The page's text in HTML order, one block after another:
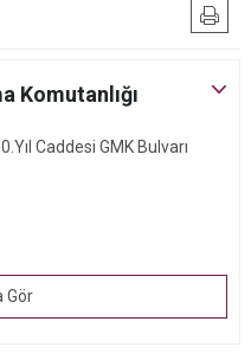
Komutanlığı
Caddesi GMK Bulvarı
Gör